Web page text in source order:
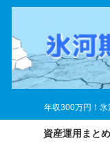
年収300万円！
資産運用まとめ